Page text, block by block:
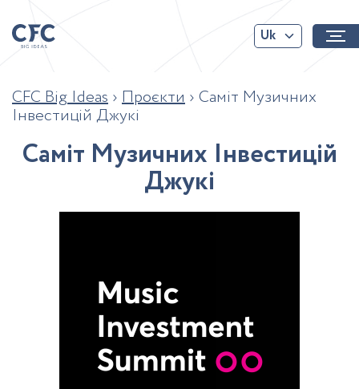
Uk
CFC Big Ideas › Проєкти › Саміт Музичних
Інвестицій Джукі
Саміт Музичних Інвестицій
Джукі